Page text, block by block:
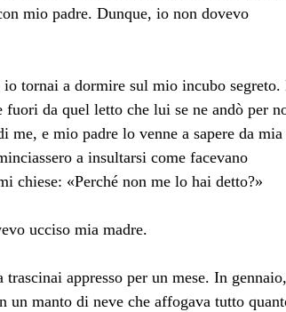
mio padre. Dunque, io non dovevo
tornai a dormire sul mio incubo segreto.
da quel letto che lui se ne andò per
me, e mio padre lo venne a sapere da mia
a insultarsi come facevano
chiese: «Perché non me lo hai detto?»
ucciso mia madre.
appresso per un mese. In gennaio,
manto di neve che affogava tutto